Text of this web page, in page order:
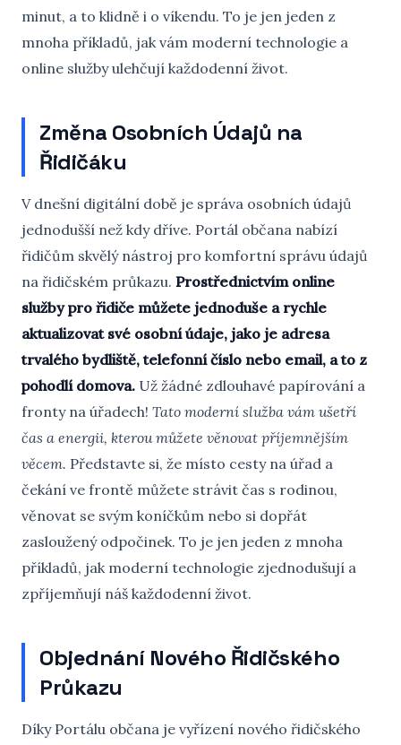
minut, a to klidně i o víkendu. To je jen jeden z
mnoha příkladů, jak vám moderní technologie a
online služby ulehčují každodenní život.
Změna Osobních Údajů na
Řidičáku
V dnešní digitální době je správa osobních údajů
jednodušší než kdy dříve. Portál občana nabízí
řidičům skvělý nástroj pro komfortní správu údajů
na řidičském průkazu. Prostřednictvím online
služby pro řidiče můžete jednoduše a rychle
aktualizovat své osobní údaje, jako je adresa
trvalého bydliště, telefonní číslo nebo email, a to z
pohodlí domova. Už žádné zdlouhavé papírování a
fronty na úřadech! Tato moderní služba vám ušetří
čas a energii, kterou můžete věnovat příjemnějším
věcem. Představte si, že místo cesty na úřad a
čekání ve frontě můžete strávit čas s rodinou,
věnovat se svým koníčkům nebo si dopřát
zasloužený odpočinek. To je jen jeden z mnoha
příkladů, jak moderní technologie zjednodušují a
zpříjemňují náš každodenní život.
Objednání Nového Řidičského
Průkazu
Díky Portálu občana je vyřízení nového řidičského